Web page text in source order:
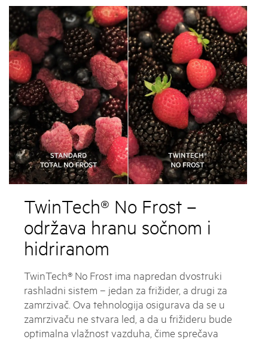
TwinTech® No Frost –
održava hranu sočnom i
hidriranom
TwinTech® No Frost ima napredan dvostruki
rashladni sistem – jedan za frižider, a drugi za
zamrzivač. Ova tehnologija osigurava da se u
zamrzivaču ne stvara led, a da u frižideru bude
optimalna vlažnost vazduha, čime sprečava